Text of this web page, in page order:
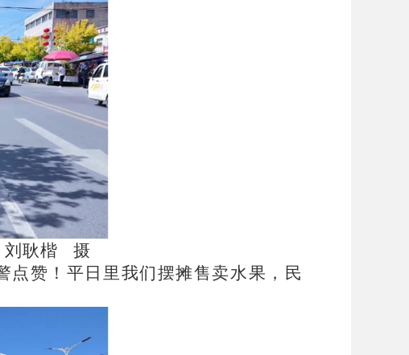
刘耿楷 摄
点赞！平日里我们摆摊售卖水果，民